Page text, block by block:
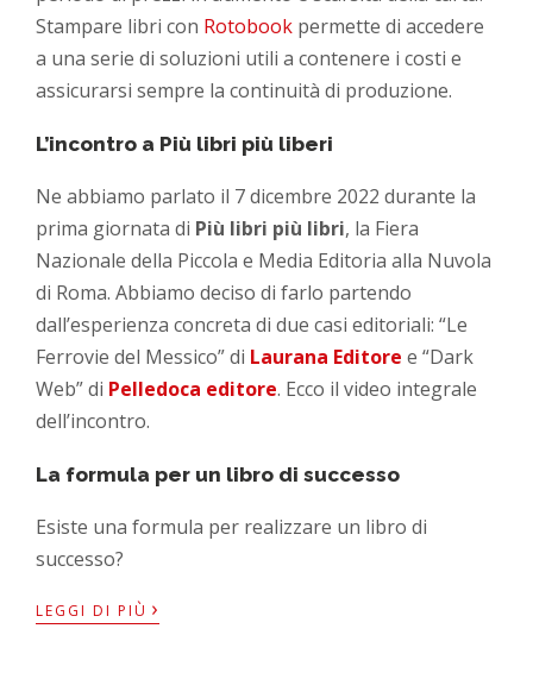
Stampare libri con Rotobook permette di accedere
a una serie di soluzioni utili a contenere i costi e
assicurarsi sempre la continuità di produzione.
L’incontro a Più libri più liberi
Ne abbiamo parlato il 7 dicembre 2022 durante la
prima giornata di Più libri più libri, la Fiera
Nazionale della Piccola e Media Editoria alla Nuvola
di Roma. Abbiamo deciso di farlo partendo
dall’esperienza concreta di due casi editoriali: “Le
Ferrovie del Messico” di Laurana Editore e “Dark
Web” di Pelledoca editore. Ecco il video integrale
dell’incontro.
La formula per un libro di successo
Esiste una formula per realizzare un libro di
successo?
LEGGI DI PIÙ ›